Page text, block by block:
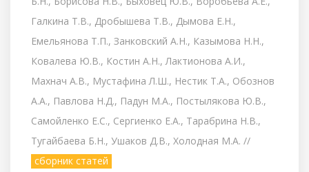
Галкина Т.В., Дробышева Т.В., Дымова Е.Н.,
Емельянова Т.П., Занковский А.Н., Казымова Н.Н.,
Ковалева Ю.В., Костин А.Н., Лактионова А.И.,
Махнач А.В., Мустафина Л.Ш., Нестик Т.А., Обознов
А.А., Павлова Н.Д., Падун М.А., Постылякова Ю.В.,
Самойленко Е.С., Сергиенко Е.А., Тарабрина Н.В.,
Тугайбаева Б.Н., Ушаков Д.В., Холодная М.А. //
сборник статей